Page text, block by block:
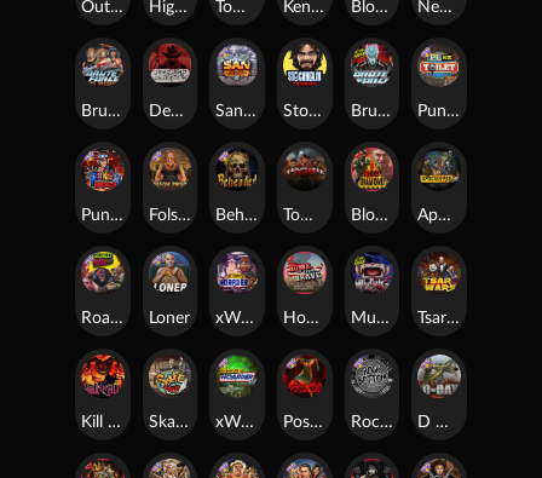
Kill Em All
Blood Diamond
Dead, Dead, or Deader
Highway to Hell
Tsar Wars
Brute Force
Home of the Brave
Tombstone Slaughter
Blood & Shadow
Munchies
Skate or Die
Stockholm Syndrome
Apocalypse Super xNudge
Outsourced
Punk Rocker 2 Beheaded
Brute Force: Alien Onslaught
Nexus The Crypt
Loner
Kenneth Must Die
Tombstone RIP
Folsom Prison
Roadkill
Rock Bottom
xWays Hoarder 2
San Quentin xWays Punk Toilet
Possessed
xWays Hoarder xSplit D Day